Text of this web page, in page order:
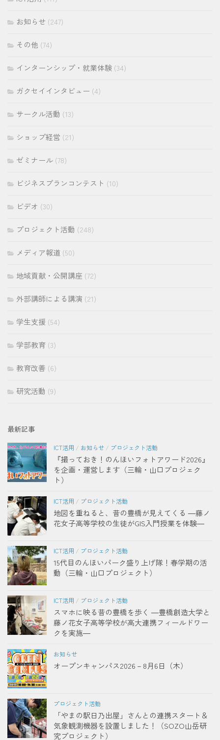
お知らせ (247)
その他 (74)
インターンシップ・就業体験 (34)
ガクセイインタビュー (4)
サークル活動 (13)
ショップ経営 (21)
ゼミナール (78)
ビジネスプランコンテスト (10)
ビデオ (30)
プロジェクト活動 (248)
メディア報道 (50)
地域貢献・公開講座 (72)
外部講師による講演 (21)
学生支援 (54)
学部教育 (3)
教育改善 (6)
研究活動 (9)
最新記事
ICT活用 / お知らせ / プロジェクト活動
『撮っておき！のんほいフォトアワード2026』
を企画・運営します（三輪・山口プロジェク
ト）
ICT活用 / プロジェクト活動
地図を重ねると、昔の豊橋が見えてくる ―藤ノ
花女子高等学校の生徒がGIS入門授業を体験―
ICT活用 / プロジェクト活動
15代目のんほいパーク盛り上げ隊！春学期の活
動（三輪・山口プロジェクト）
ICT活用 / プロジェクト活動
スマホに映る昔の豊橋を歩く ―豊橋創造大学と
藤ノ花女子高等学校が高大連携フィールドワー
クを実施―
お知らせ
オープンキャンパス2026－8月6日（木）
プロジェクト活動
「やまの駅日乃出屋」さんとの連携スタート＆
気象観測機器を設置しました！（SOZO山岳研
究プロジェクト）